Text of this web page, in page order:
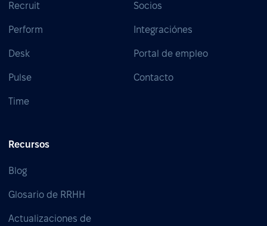
Recruit
Perform
Desk
Pulse
Time
Socios
Integraciónes
Portal de empleo
Contacto
Recursos
Blog
Glosario de RRHH
Actualizaciones de